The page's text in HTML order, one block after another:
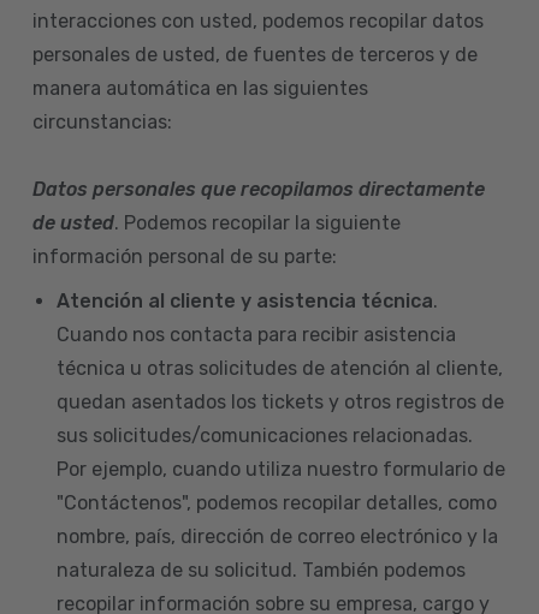
interacciones con usted, podemos recopilar datos
personales de usted, de fuentes de terceros y de
manera automática en las siguientes
circunstancias:
Datos personales que recopilamos directamente
de usted. Podemos recopilar la siguiente
información personal de su parte:
Atención al cliente y asistencia técnica.
Cuando nos contacta para recibir asistencia
técnica u otras solicitudes de atención al cliente,
quedan asentados los tickets y otros registros de
sus solicitudes/comunicaciones relacionadas.
Por ejemplo, cuando utiliza nuestro formulario de
"Contáctenos", podemos recopilar detalles, como
nombre, país, dirección de correo electrónico y la
naturaleza de su solicitud. También podemos
recopilar información sobre su empresa, cargo y